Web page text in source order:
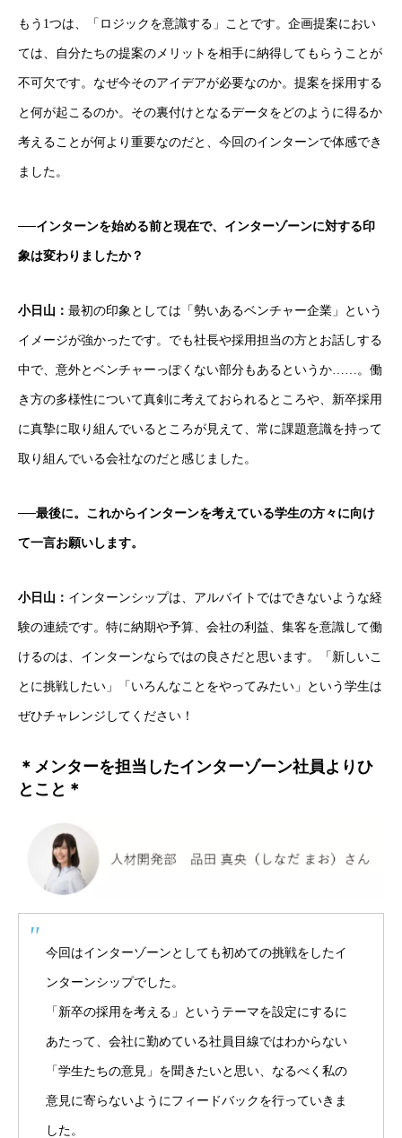
もう1つは、「ロジックを意識する」ことです。企画提案におい
ては、自分たちの提案のメリットを相手に納得してもらうことが
不可欠です。なぜ今そのアイデアが必要なのか。提案を採用する
と何が起こるのか。その裏付けとなるデータをどのように得るか
考えることが何より重要なのだと、今回のインターンで体感でき
ました。
──インターンを始める前と現在で、インターゾーンに対する印
象は変わりましたか？
小日山： 最初の印象としては「勢いあるベンチャー企業」という
イメージが強かったです。でも社長や採用担当の方とお話しする
中で、意外とベンチャーっぽくない部分もあるというか……。働
き方の多様性について真剣に考えておられるところや、新卒採用
に真摯に取り組んでいるところが見えて、常に課題意識を持って
取り組んでいる会社なのだと感じました。
──最後に。これからインターンを考えている学生の方々に向け
て一言お願いします。
小日山： インターンシップは、アルバイトではできないような経
験の連続です。特に納期や予算、会社の利益、集客を意識して働
けるのは、インターンならではの良さだと思います。「新しいこ
とに挑戦したい」「いろんなことをやってみたい」という学生は
ぜひチャレンジしてください！
＊メンターを担当したインターゾーン社員よりひ
とこと＊
今回はインターゾーンとしても初めての挑戦をしたイ
ンターンシップでした。
「新卒の採用を考える」というテーマを設定にするに
あたって、会社に勤めている社員目線ではわからない
「学生たちの意見」を聞きたいと思い、なるべく私の
意見に寄らないようにフィードバックを行っていきま
した。